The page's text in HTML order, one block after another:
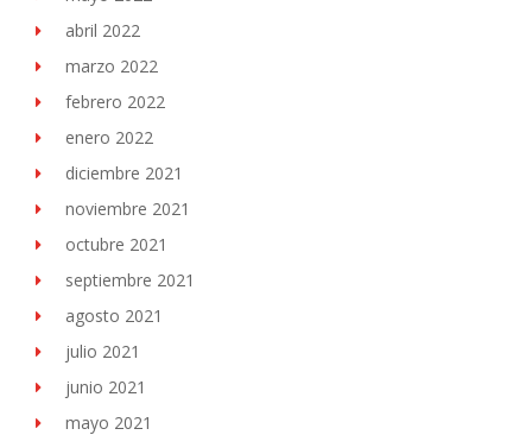
abril 2022
marzo 2022
febrero 2022
enero 2022
diciembre 2021
noviembre 2021
octubre 2021
septiembre 2021
agosto 2021
julio 2021
junio 2021
mayo 2021